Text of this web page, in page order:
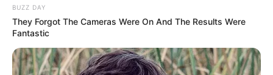
BUZZ DAY
They Forgot The Cameras Were On And The Results Were
Fantastic